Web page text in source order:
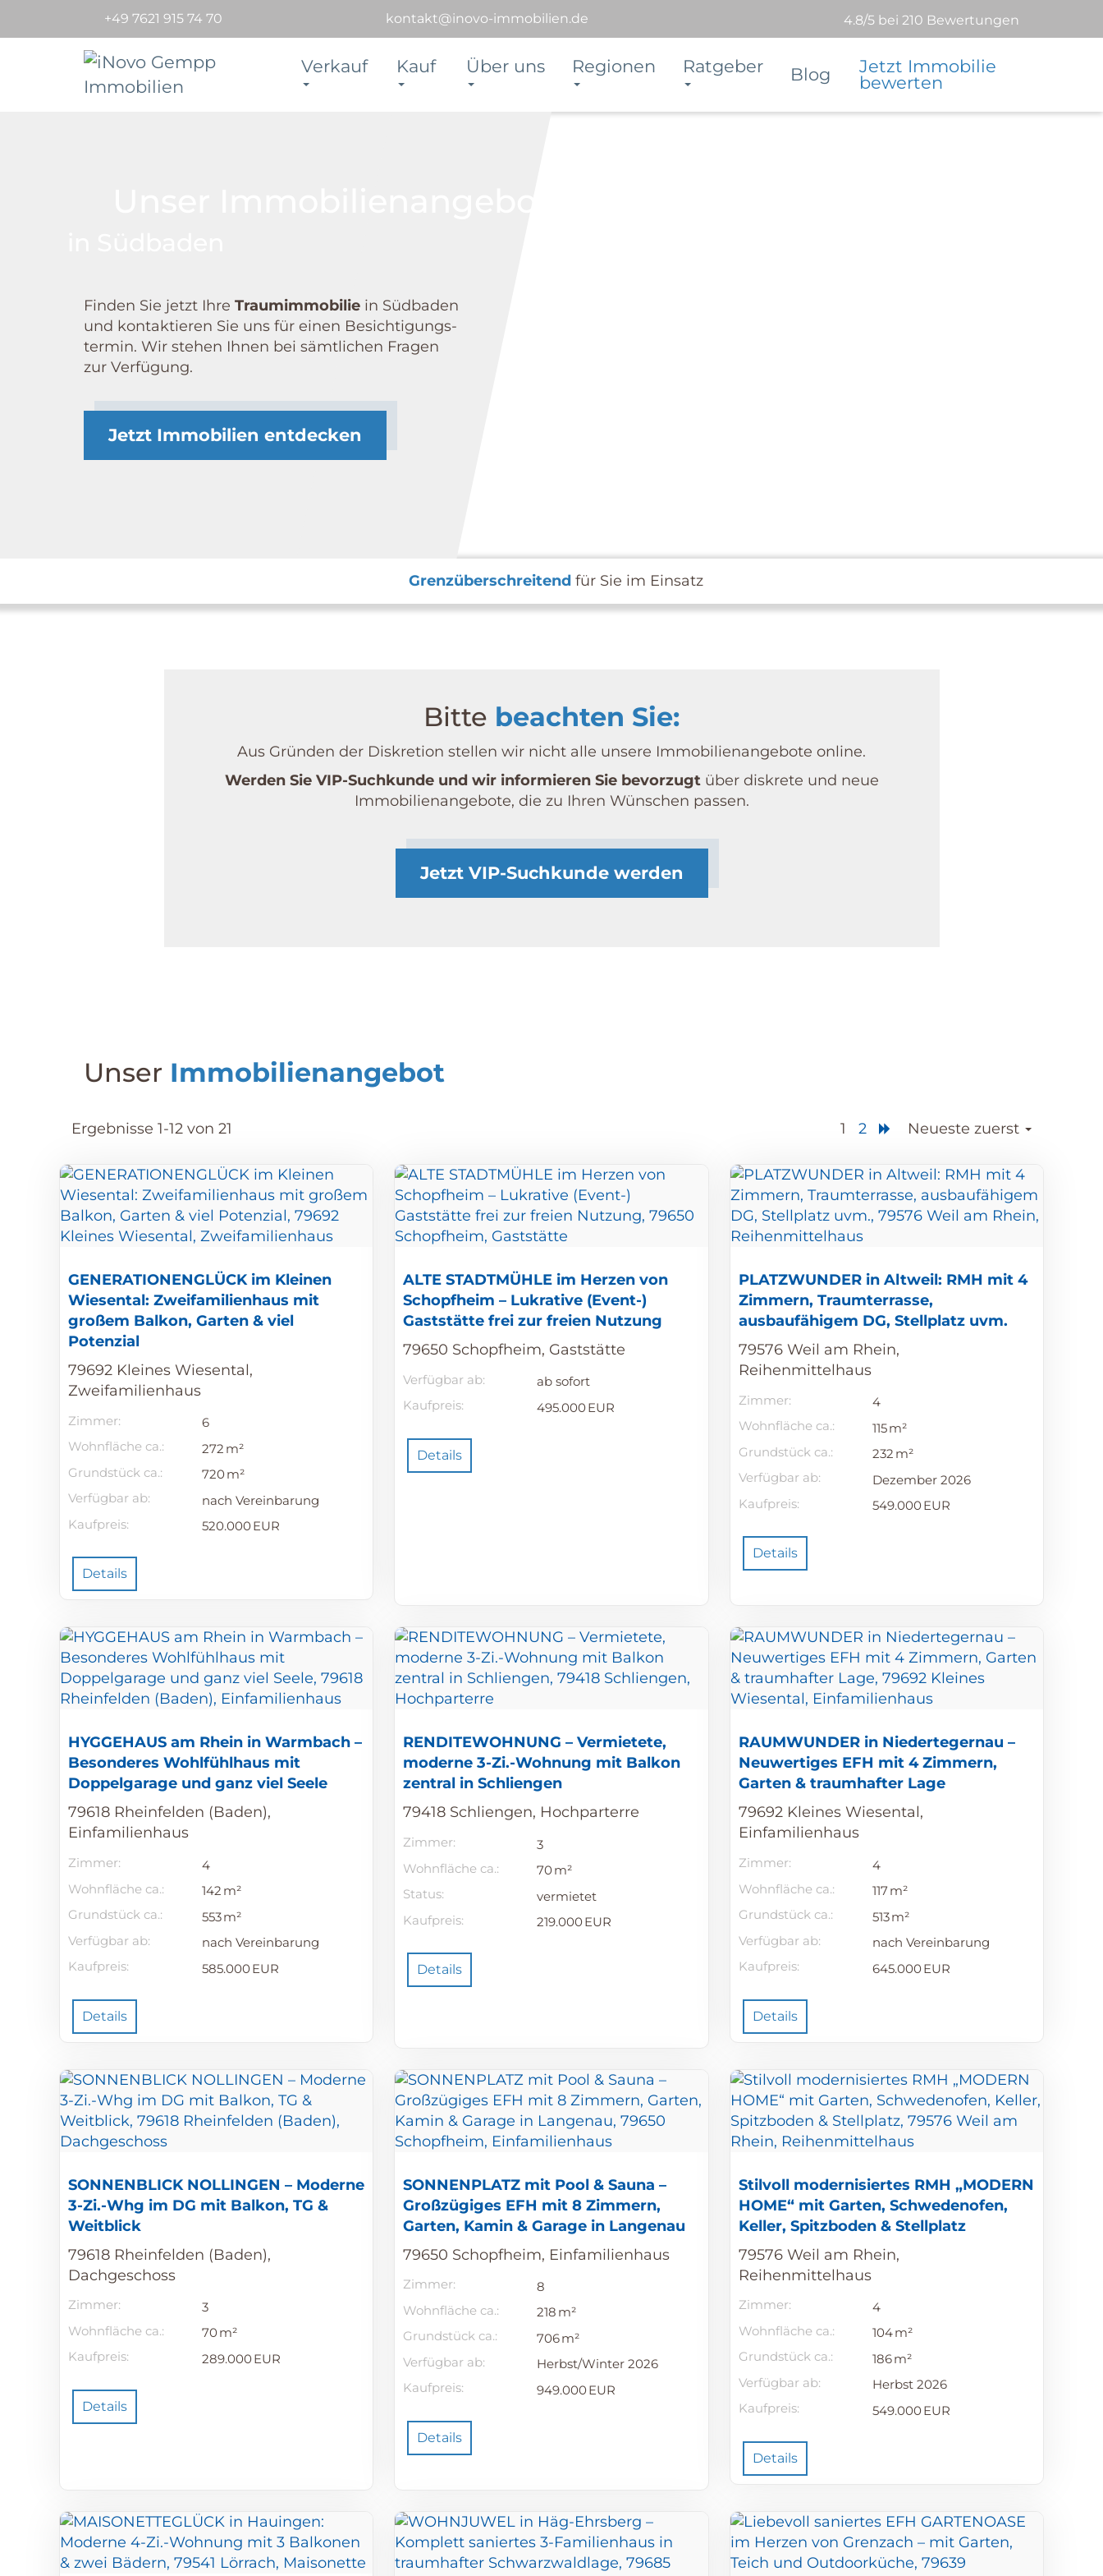
+49 7621 915 74 70 kontakt@inovo-immobilien.de 4.8/5 bei 210 Bewertungen
Verkauf Kauf Über uns Regionen Ratgeber Blog
Jetzt Immobilie
bewerten
Finden Sie jetzt Ihre Traum­immobilie in Südbaden
und kontaktieren Sie uns für einen Besichtigungs­
termin. Wir stehen Ihnen bei sämtlichen Fragen
zur Verfügung.
Jetzt Immobilien entdecken
Grenzüberschreitend für Sie im Einsatz
Bitte beachten Sie:
Aus Gründen der Diskretion stellen wir nicht alle unsere Immobilien­angebote online.
Werden Sie VIP-Suchkunde und wir informieren Sie bevorzugtüber diskrete und neue
Immobilien­angebote, die zu Ihren Wünschen passen.
Jetzt VIP-Suchkunde werden
Unser Immobilienangebot
Ergebnisse 1-12 von 21 1 2 Neueste zuerst
GENERATIONENGLÜCK im Kleinen
Wiesental: Zweifamilienhaus mit
großem Balkon, Garten & viel
Potenzial
79692 Kleines Wiesental,
Zweifamilienhaus
Zimmer:
6
Wohnfläche ca.:
272 m²
Grund­stück ca.:
720 m²
Verfügbar ab:
nach Vereinbarung
Kaufpreis:
520.000 EUR
Details
ALTE STADTMÜHLE im Herzen von
Schopfheim – Lukrative (Event-)
Gaststätte frei zur freien Nutzung
79650 Schopfheim, Gaststätte
Verfügbar ab:
ab sofort
Kaufpreis:
495.000 EUR
Details
PLATZWUNDER in Altweil: RMH mit 4
Zimmern, Traumterrasse,
ausbaufähigem DG, Stellplatz uvm.
79576 Weil am Rhein,
Reihenmittelhaus
Zimmer:
4
Wohnfläche ca.:
115 m²
Grund­stück ca.:
232 m²
Verfügbar ab:
Dezember 2026
Kaufpreis:
549.000 EUR
Details
HYGGEHAUS am Rhein in Warmbach –
Besonderes Wohlfühlhaus mit
Doppelgarage und ganz viel Seele
79618 Rheinfelden (Baden),
Einfamilienhaus
Zimmer:
4
Wohnfläche ca.:
142 m²
Grund­stück ca.:
553 m²
Verfügbar ab:
nach Vereinbarung
Kaufpreis:
585.000 EUR
Details
RENDITEWOHNUNG – Vermietete,
moderne 3-Zi.-Wohnung mit Balkon
zentral in Schliengen
79418 Schliengen, Hochparterre
Zimmer:
3
Wohnfläche ca.:
70 m²
Status:
vermietet
Kaufpreis:
219.000 EUR
Details
RAUMWUNDER in Niedertegernau –
Neuwertiges EFH mit 4 Zimmern,
Garten & traumhafter Lage
79692 Kleines Wiesental,
Einfamilienhaus
Zimmer:
4
Wohnfläche ca.:
117 m²
Grund­stück ca.:
513 m²
Verfügbar ab:
nach Vereinbarung
Kaufpreis:
645.000 EUR
Details
SONNENBLICK NOLLINGEN – Moderne
3-Zi.-Whg im DG mit Balkon, TG &
Weitblick
79618 Rheinfelden (Baden),
Dachgeschoss
Zimmer:
3
Wohnfläche ca.:
70 m²
Kaufpreis:
289.000 EUR
Details
SONNENPLATZ mit Pool & Sauna –
Großzügiges EFH mit 8 Zimmern,
Garten, Kamin & Garage in Langenau
79650 Schopfheim, Einfamilienhaus
Zimmer:
8
Wohnfläche ca.:
218 m²
Grund­stück ca.:
706 m²
Verfügbar ab:
Herbst/Winter 2026
Kaufpreis:
949.000 EUR
Details
Stilvoll modernisiertes RMH „MODERN
HOME“ mit Garten, Schwedenofen,
Keller, Spitzboden & Stellplatz
79576 Weil am Rhein,
Reihenmittelhaus
Zimmer:
4
Wohnfläche ca.:
104 m²
Grund­stück ca.:
186 m²
Verfügbar ab:
Herbst 2026
Kaufpreis:
549.000 EUR
Details